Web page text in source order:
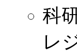
科
レ